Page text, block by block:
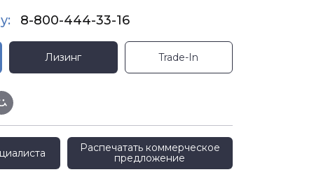
8-800-444-33-16
Лизинг Trade-In
Распечатать коммерческое
предложение